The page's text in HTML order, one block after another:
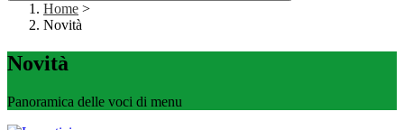
Home >
Novità
Novità
Panoramica delle voci di menu